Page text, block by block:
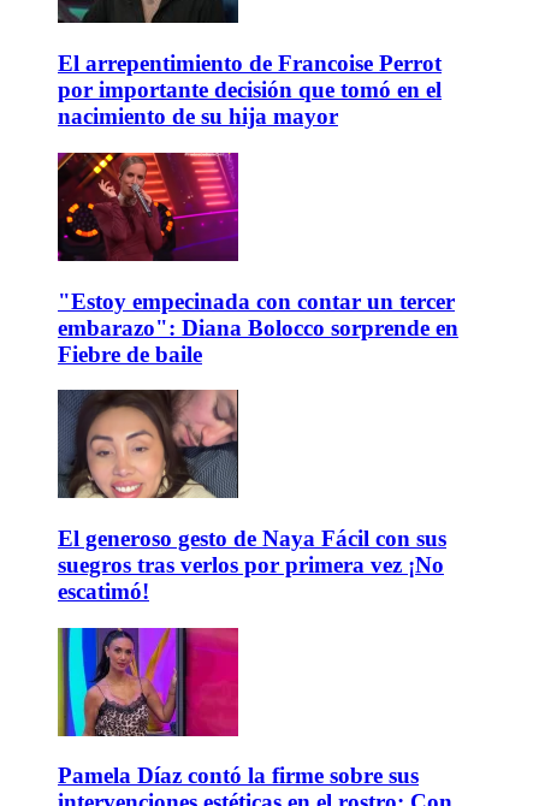
El arrepentimiento de Francoise Perrot
por importante decisión que tomó en el
nacimiento de su hija mayor
"Estoy empecinada con contar un tercer
embarazo": Diana Bolocco sorprende en
Fiebre de baile
El generoso gesto de Naya Fácil con sus
suegros tras verlos por primera vez ¡No
escatimó!
Pamela Díaz contó la firme sobre sus